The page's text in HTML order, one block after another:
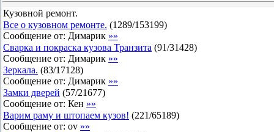
Кузовной ремонт.
Все о кузовном ремонте. (1289/153199)
Сообщение от: Димарик »»
Сварка и покраска кузова Транзита (91/31428)
Сообщение от: Димарик »»
Зеркала. (83/17128)
Сообщение от: Димарик »»
Замки дверей (57/21677)
Сообщение от: Кен »»
Варим раму и штопаем кузов! (221/65189)
Сообщение от: ov »»